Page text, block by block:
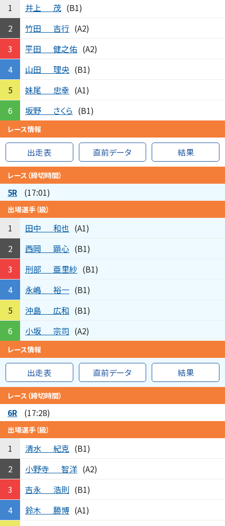
1 井上 茂 (B1)
2
竹田 吉行 (A2)
3
平田 健之佑 (A2)
4
山田 理央 (B1)
5
妹尾 忠幸 (A1)
6
坂野 さくら (B1)
レース情報
出走表 直前データ 結果
レース（締切時間）
5R (17:01)
出場選手（級）
1 田中 和也 (A1)
2
西岡 顕心 (B1)
3
刑部 亜里紗 (B1)
4
永嶋 裕一 (B1)
5
沖島 広和 (B1)
6
小坂 宗司 (A2)
レース情報
出走表 直前データ 結果
レース（締切時間）
6R (17:28)
出場選手（級）
1 清水 紀克 (B1)
2
小野寺 智洋 (A2)
3
吉永 浩則 (B1)
4
鈴木 勝博 (A1)